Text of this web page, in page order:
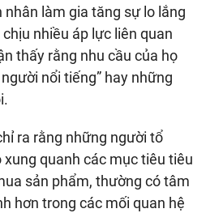
làm gia tăng sự lo lắng
nhiều áp lực liên quan
thấy rằng nhu cầu của họ
nổi tiếng” hay những
ra rằng những người tổ
quanh các mục tiêu tiêu
sản phẩm, thường có tâm
hơn trong các mối quan hệ